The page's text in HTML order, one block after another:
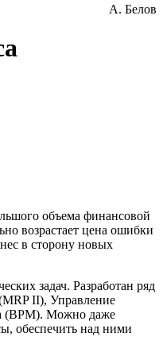
А. Белов
объема финансовой
возрастает цена ошибки
в сторону новых
задач. Разработан ряд
II), Управление
(BPM). Можно даже
обеспечить над ними